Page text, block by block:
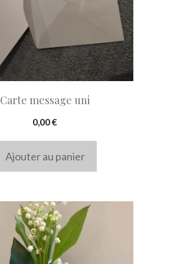
Carte message uni
0,00€
Ajouter au panier